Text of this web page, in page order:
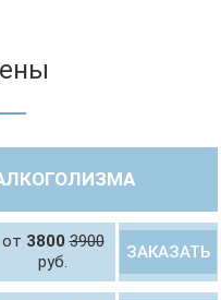
от 38003900
руб.
ЗАКАЗАТЬ